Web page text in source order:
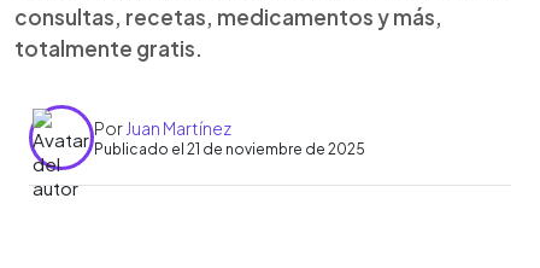
consultas, recetas, medicamentos y más,
totalmente gratis.
Por Juan Martínez
Publicado el 21 de noviembre de 2025